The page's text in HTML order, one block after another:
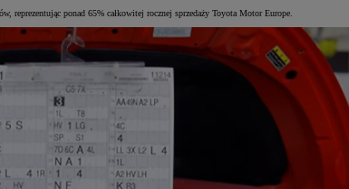
reprezentując ponad 65% całkowitej rocznej sprzedaży Toyota Motor Europe.